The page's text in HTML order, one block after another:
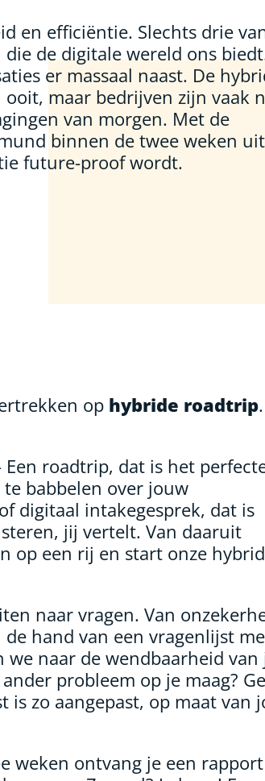
en efficiëntie. Slechts drie
de digitale wereld ons
er massaal naast. De
maar bedrijven zijn vaak
van morgen. Met de
binnen de twee weken uit
future-proof wordt.
op hybride roadtrip.
roadtrip, dat is het
babbelen over jouw
digitaal intakegesprek, dat is
jij vertelt. Van daaruit
op een rij en start onze
naar vragen. Van
hand van een vragenlijst
we naar de wendbaarheid van
probleem op je maag?
is zo aangepast, op maat van
weken ontvang je een rapport